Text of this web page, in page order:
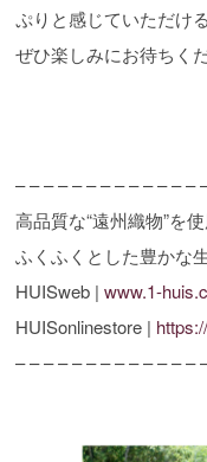
ぷりと感じていただけ
ぜひ楽しみにお待ちく
– – – – – – – – – – – – –
高品質な“遠州織物”を
ふくふくとした豊かな
HUISweb |www.1-
HUISonlinestore |
– – – – – – – – – – – – –